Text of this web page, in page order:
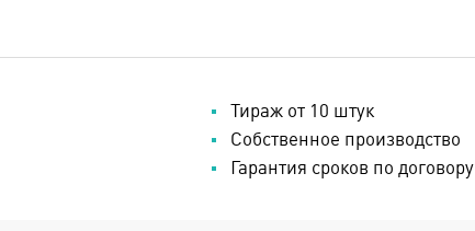
Тираж от 10 штук
Собственное производство
Гарантия сроков по договору